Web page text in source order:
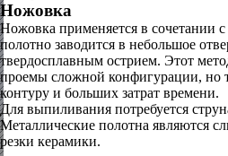
Ножовка
Ножовка применяется в сочетании
полотно заводится в небольшое
твердосплавным острием. Этот
проемы сложной конфигурации, но
контуру и больших затрат времени.
Для выпиливания потребуется
Металлические полотна являются
резки керамики.